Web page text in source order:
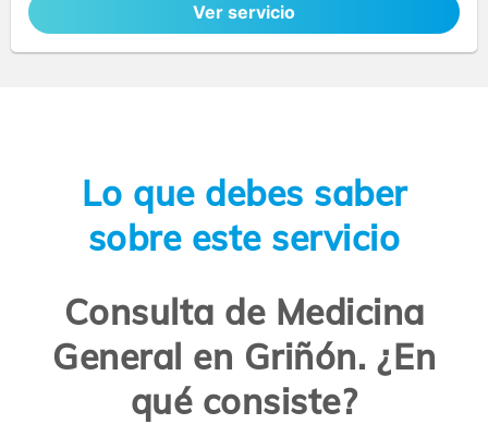
Ver servicio
Lo que debes saber
sobre este servicio
Consulta de Medicina
General en Griñón. ¿En
qué consiste?